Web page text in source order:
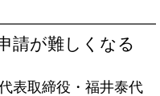
請が難しくなる
表取締役・福井泰代